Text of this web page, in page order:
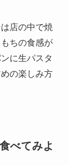
店の中で焼
ちの食感が
に生パスタ
の楽しみ方
べてみよ